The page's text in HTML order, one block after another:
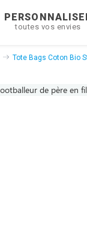
toutes vos envies
Tote Bags Coton Bio